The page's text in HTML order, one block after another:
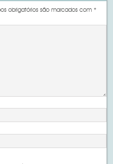
obrigatórios são marcados com*